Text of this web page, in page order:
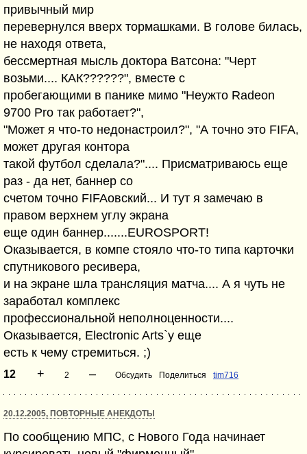
привычный мир
перевернулся вверх тормашками. В голове билась,
не находя ответа,
бессмертная мысль доктора Ватсона: "Черт
возьми.... КАК??????", вместе с
пробегающими в панике мимо "Неужто Radeon
9700 Pro так работает?",
"Может я что-то недонастроил?", "А точно это FIFA,
может другая контора
такой футбол сделала?".... Присматриваюсь еще
раз - да нет, баннер со
счетом точно FIFAовский... И тут я замечаю в
правом верхнем углу экрана
еще один баннер.......EUROSPORT!
Оказывается, в компе стояло что-то типа карточки
спутникового ресивера,
и на экране шла трансляция матча.... А я чуть не
заработал комплекс
профессиональной неполноценности....
Оказывается, Electronic Arts`у еще
есть к чему стремиться. ;)
12 + 2 – Обсудить Поделиться tim716
20.12.2005, ПОВТОРНЫЕ АНЕКДОТЫ
По сообщению МПС, с Нового Года начинает